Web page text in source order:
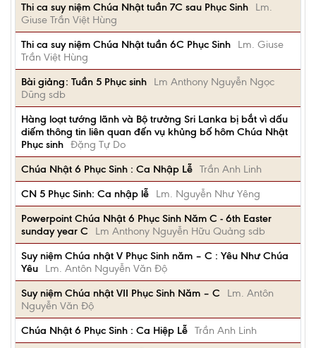
Thi ca suy niệm Chúa Nhật tuần 7C sau Phục Sinh
Lm.
Giuse Trần Việt Hùng
Thi ca suy niệm Chúa Nhật tuần 6C Phục Sinh
Lm. Giuse
Trần Việt Hùng
Bài giảng: Tuần 5 Phục sinh
Lm Anthony Nguyễn Ngọc
Dũng sdb
Hàng loạt tướng lãnh và Bộ trưởng Sri Lanka bị bắt vì dấu
diếm thông tin liên quan đến vụ khủng bố hôm Chúa Nhật
Phục sinh Đặng Tự Do
Chúa Nhật 6 Phục Sinh : Ca Nhập Lễ Trần Anh Linh
CN 5 Phục Sinh: Ca nhập lễ
Lm. Nguyễn Như Yêng
Powerpoint Chúa Nhật 6 Phục Sinh Năm C - 6th Easter
sunday year C
Lm Anthony Nguyễn Hữu Quảng sdb
Suy niệm Chúa nhật V Phục Sinh năm – C : Yêu Như Chúa
Yêu
Lm. Antôn Nguyễn Văn Độ
Suy niệm Chúa nhật VII Phục Sinh Năm – C
Lm. Antôn
Nguyễn Văn Độ
Chúa Nhật 6 Phục Sinh : Ca Hiệp Lễ Trần Anh Linh